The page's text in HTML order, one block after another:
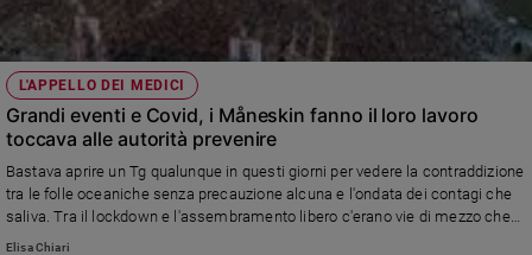
L'APPELLO DEI MEDICI
Grandi eventi e Covid, i Måneskin fanno il loro lavoro
toccava alle autorità prevenire
Bastava aprire un Tg qualunque in questi giorni per vedere la contraddizione
tra le folle oceaniche senza precauzione alcuna e l'ondata dei contagi che
saliva. Tra il lockdown e l'assembramento libero c'erano vie di mezzo che
le istituzioni non hanno ritenuto di considerare
Elisa Chiari